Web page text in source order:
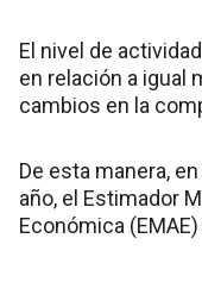
El nivel de
en relación a igual
cambios en la
De esta manera,
año, el Estimador
Económica